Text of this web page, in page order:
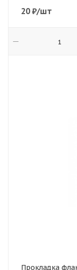
20₽/шт
Прокладка